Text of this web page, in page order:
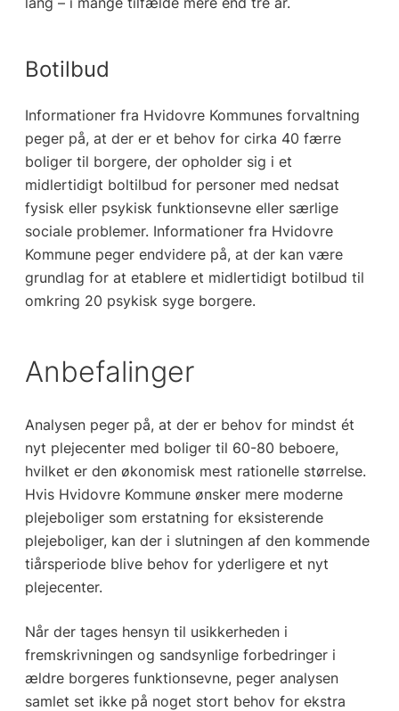
Botilbud
Informationer fra Hvidovre Kommunes forvaltning
peger på, at der er et behov for cirka 40 færre
boliger til borgere, der opholder sig i et
midlertidigt boltilbud for personer med nedsat
fysisk eller psykisk funktionsevne eller særlige
sociale problemer. Informationer fra Hvidovre
Kommune peger endvidere på, at der kan være
grundlag for at etablere et midlertidigt botilbud til
omkring 20 psykisk syge borgere.
Anbefalinger
Analysen peger på, at der er behov for mindst ét
nyt plejecenter med boliger til 60-80 beboere,
hvilket er den økonomisk mest rationelle størrelse.
Hvis Hvidovre Kommune ønsker mere moderne
plejeboliger som erstatning for eksisterende
plejeboliger, kan der i slutningen af den kommende
tiårsperiode blive behov for yderligere et nyt
plejecenter.
Når der tages hensyn til usikkerheden i
fremskrivningen og sandsynlige forbedringer i
ældre borgeres funktionsevne, peger analysen
samlet set ikke på noget stort behov for ekstra